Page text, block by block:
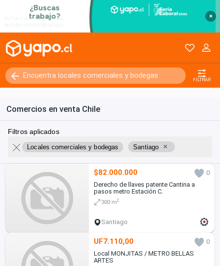
×
FILTRAR
Comercios en venta Chile
Filtros aplicados
Locales comerciales y bodegas Santiago ×
$82.000.000
0
Derecho de llaves patente Cantina a
pasos metro Estación C.
300 m2
Santiago
UF7.110,00
0
Local MONJITAS / METRO BELLAS
ARTES